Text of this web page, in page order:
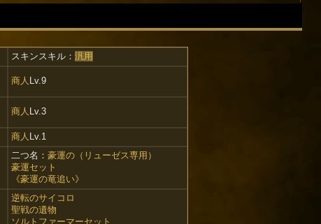
スキンスキル： 汎用
商人 Lv.9
商人 Lv.3
商人 Lv.1
二つ名： 豪運の（リューゼス専用）
豪運セット
《豪運の竜追い》
逆転のサイコロ
聖戦の遺物
ソルトファーマーセット